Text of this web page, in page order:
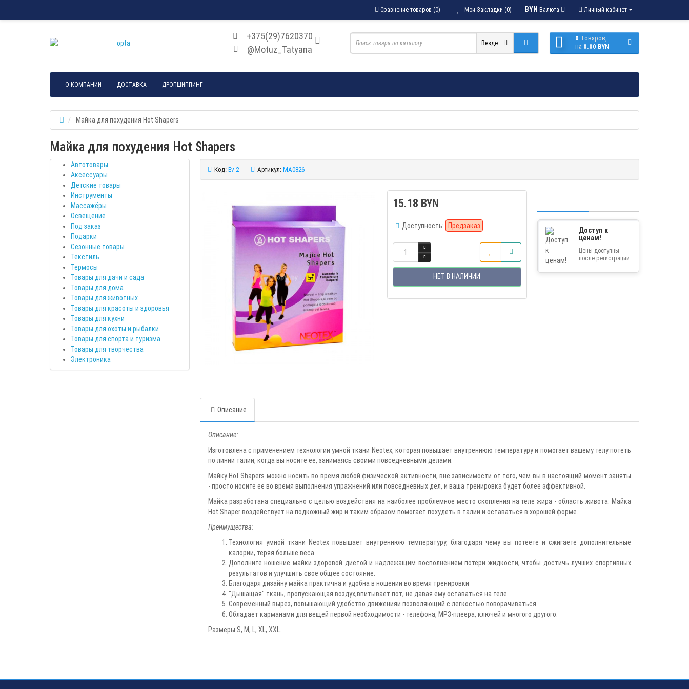
Личный кабинет
BYN Валюта
Мои Закладки (0)
Сравнение товаров (0)
+375(29)7620370
@Motuz_Tatyana
0 Tоваров,
на 0.00 BYN
Везде
О КОМПАНИИ ДОСТАВКА ДРОПШИППИНГ
Майка для похудения Hot Shapers
Майка для похудения Hot Shapers
Автотовары
Аксессуары
Детские товары
Инструменты
Массажёры
Освещение
Под заказ
Подарки
Сезонные товары
Текстиль
Термосы
Товары для дачи и сада
Товары для дома
Товары для животных
Товары для красоты и здоровья
Товары для кухни
Товары для охоты и рыбалки
Товары для спорта и туризма
Товары для творчества
Электроника
Код: Ev-2 Артикул: MA0826
15.18 BYN
Доступность: Предзаказ
НЕТ В НАЛИЧИИ
Доступ к
ценам!
Цены доступны
после регистрации
на сайте.
Описание
Описание:
Изготовлена с применением технологии умной ткани Neotex, которая повышает внутреннюю температуру и помогает вашему телу потеть
по линии талии, когда вы носите ее, занимаясь своими повседневными делами.
Майку Hot Shapers можно носить во время любой физической активности, вне зависимости от того, чем вы в настоящий момент заняты
- просто носите ее во время выполнения упражнений или повседневных дел, и ваша тренировка будет более эффективной.
Майка разработана специально с целью воздействия на наиболее проблемное место скопления на теле жира - область живота. Майка
Hot Shaper воздействует на подкожный жир и таким образом помогает похудеть в талии и оставаться в хорошей форме.
Преимущества:
Технология умной ткани Neotex повышает внутреннюю температуру, благодаря чему вы потеете и сжигаете дополнительные
калории, теряя больше веса.
Дополните ношение майки здоровой диетой и надлежащим восполнением потери жидкости, чтобы достичь лучших спортивных
результатов и улучшить свое общее состояние.
Благодаря дизайну майка практична и удобна в ношении во время тренировки
"Дышащая" ткань, пропускающая воздух,впитывает пот, не давая ему оставаться на теле.
Современный вырез, повышающий удобство движенияи позволяющий с легкостью поворачиваться.
Обладает карманами для вещей первой необходимости - телефона, MP3-плеера, ключей и многого другого.
Размеры S, M, L, XL, XXL.